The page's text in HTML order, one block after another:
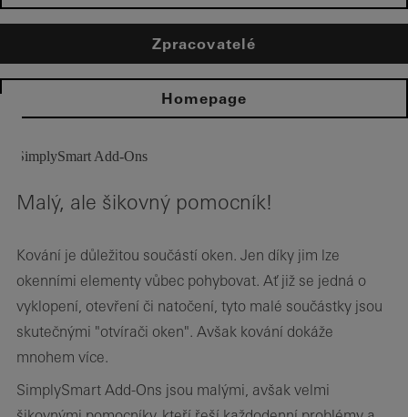
Zpracovatelé
Homepage
SimplySmart Add-Ons
Malý, ale šikovný pomocník!
Kování je důležitou součástí oken. Jen díky jim lze
okenními elementy vůbec pohybovat. Ať již se jedná o
vyklopení, otevření či natočení, tyto malé součástky jsou
skutečnými "otvírači oken". Avšak kování dokáže
mnohem více.
SimplySmart Add-Ons jsou malými, avšak velmi